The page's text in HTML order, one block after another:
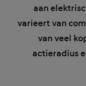
aan
varieert van
van veel
actieradius